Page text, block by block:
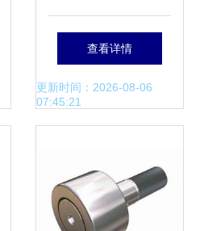
22226MBW33调心
滚子轴承选购指南
详解
查看详情
更新时间：2026-08-06
07:45:21